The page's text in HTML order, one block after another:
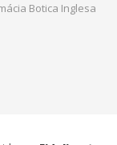
Botica Inglesa